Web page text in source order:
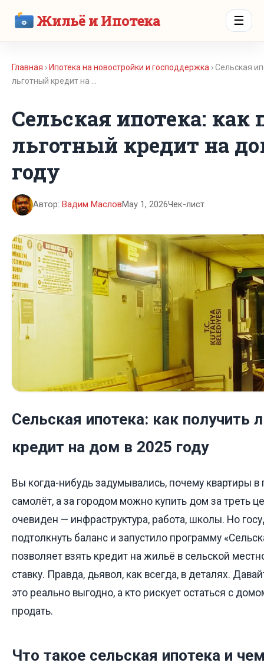
Жильё и Ипотека ☰
Главная › Ипотека на новостройки и господдержка › Сельская
льготный кредит на …
Сельская ипотека: как
льготный кредит на
году
Автор: Вадим МасловMay 1, 2026Чек-лист
Сельская ипотека: как получить
кредит на дом в 2025 году
Вы когда-нибудь задумывались, почему квартиры в
самолёт, а за городом можно купить дом за треть
очевиден — инфраструктура, работа, школы. Но
подтолкнуть баланс и запустило программу
позволяет взять кредит на жильё в сельской
ставку. Правда, дьявол, как всегда, в деталях.
это реально выгодно, а кто рискует остаться с
продать.
Что такое сельская ипотека и